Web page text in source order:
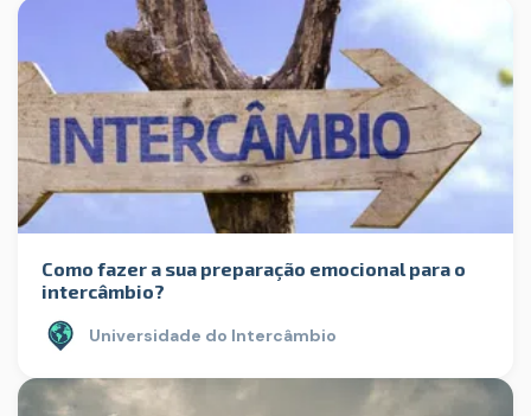
Como fazer a sua preparação emocional para o
intercâmbio?
Universidade do Intercâmbio